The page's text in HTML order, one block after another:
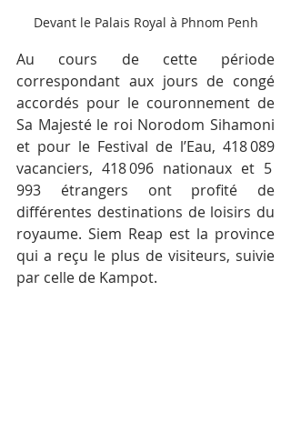
Devant le Palais Royal à Phnom Penh
Au cours de cette période
correspondant aux jours de congé
accordés pour le couronnement de
Sa Majesté le roi Norodom Sihamoni
et pour le Festival de l’Eau, 418 089
vacanciers, 418 096 nationaux et 5
993 étrangers ont profité de
différentes destinations de loisirs du
royaume. Siem Reap est la province
qui a reçu le plus de visiteurs, suivie
par celle de Kampot.